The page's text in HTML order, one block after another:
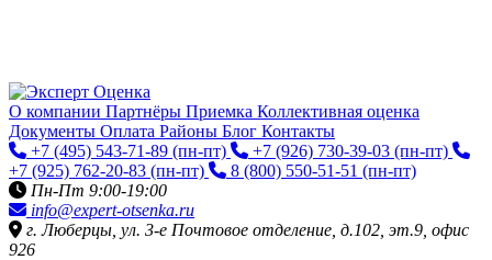
О компании Партнёры Приемка Коллективная оценка
Документы Оплата Районы Блог Контакты
+7 (495) 543-71-89 (пн-пт) +7 (926) 730-39-03 (пн-пт)
+7 (925) 762-20-83 (пн-пт) 8 (800) 550-51-51 (пн-пт)
Пн-Пт 9:00-19:00
info@expert-otsenka.ru
г. Люберцы, ул. 3-е Почтовое отделение, д.102, эт.9, офис
926